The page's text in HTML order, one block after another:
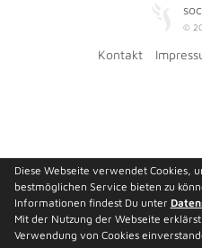
©
Kontakt
Diese Webseite verwendet Cookies,
bestmöglichen Service bieten zu
Informationen findest Du unter
Mit der Nutzung der Webseite
Verwendung von Cookies